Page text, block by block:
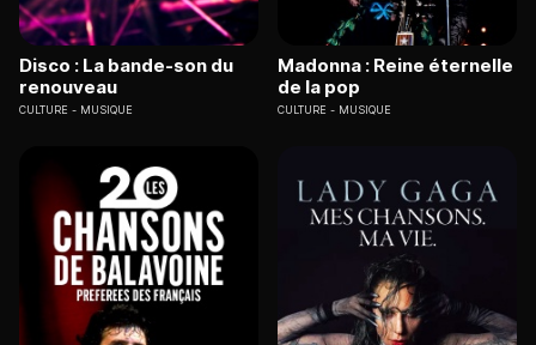
Disco : La bande-son du
renouveau
CULTURE MUSIQUE
Madonna : Reine éternelle
de la pop
CULTURE MUSIQUE